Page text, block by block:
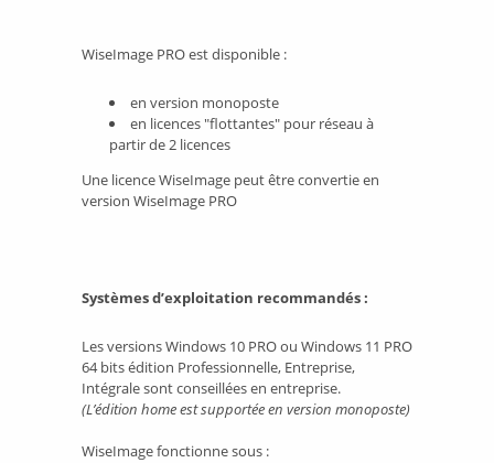
WiseImage PRO est disponible :
en version monoposte
en licences "flottantes" pour réseau à
partir de 2 licences
Une licence WiseImage peut être convertie en
version WiseImage PRO
Systèmes d’exploitation recommandés :
Les versions Windows 10 PRO ou Windows 11 PRO
64 bits édition Professionnelle, Entreprise,
Intégrale sont conseillées en entreprise.
(L’édition home est supportée en version monoposte)
WiseImage fonctionne sous :